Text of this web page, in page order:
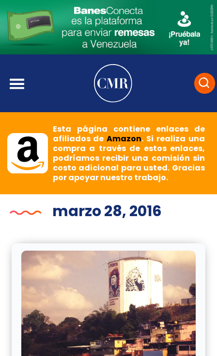
Esta página contiene enlaces de
afiliados deAmazon. Si realiza una
compra a través de estos enlaces,
podríamos recibir una comisión sin
costo adicional para usted. Gracias
por apoyar nuestro trabajo.
marzo 28, 2016